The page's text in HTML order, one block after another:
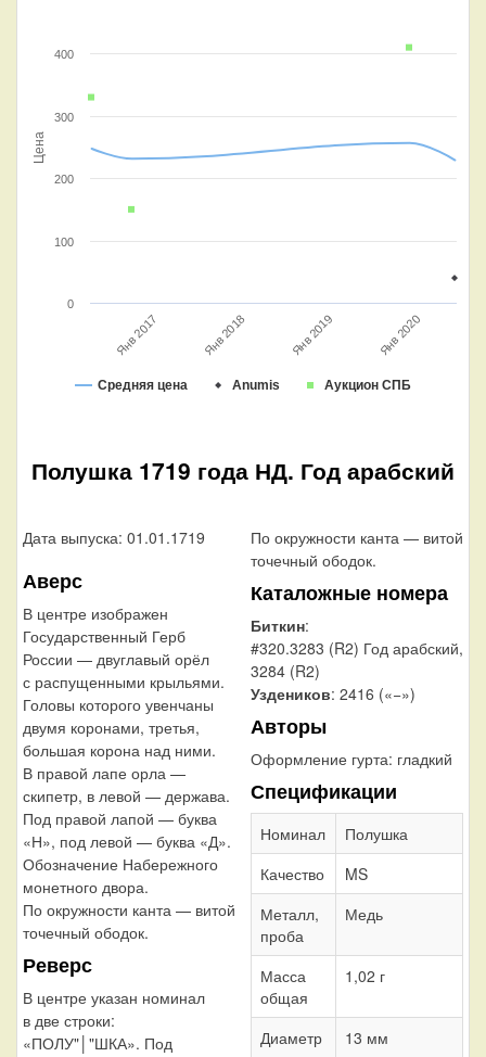
Цена
Средняя цена Anumis Аукцион СПБ
Янв 2017 Янв 2018 Янв 2019 Янв 2020
0
100
200
300
400
Полушка 1719 года НД. Год арабский
Дата выпуска: 01.01.1719
Аверс
В центре изображен
Государственный Герб
России — двуглавый орёл
с распущенными крыльями.
Головы которого увенчаны
двумя коронами, третья,
большая корона над ними.
В правой лапе орла —
скипетр, в левой — держава.
Под правой лапой — буква
«Н», под левой — буква «Д».
Обозначение Набережного
монетного двора.
По окружности канта — витой
точечный ободок.
Реверс
В центре указан номинал
в две строки:
«ПОЛУ"│"ШКА». Под
По окружности канта — витой
точечный ободок.
Каталожные номера
Биткин:
#320.3283 (R2) Год арабский,
3284 (R2)
Уздеников: 2416 («−»)
Авторы
Оформление гурта: гладкий
Спецификации
Номинал
Полушка
Качество
MS
Металл,
проба
Медь
Масса
общая
1,02 г
Диаметр 13 мм